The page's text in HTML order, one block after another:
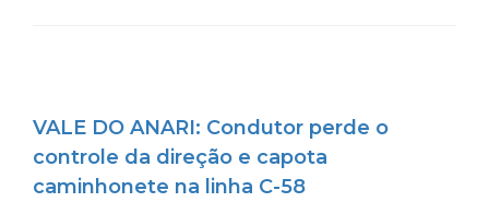
VALE DO ANARI: Condutor perde o
controle da direção e capota
caminhonete na linha C-58